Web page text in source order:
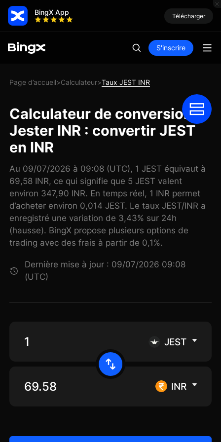
BingX App Télécharger
S'inscrire
Page d’accueil>Calculateur>Taux JEST INR
Calculateur de conversion
Jester INR : convertir JEST
en INR
Au 09/07/2026 à 09:08 (UTC), 1 JEST équivaut à
69,58 INR, ce qui signifie que 5 JEST valent
environ 347,90 INR. En temps réel, 1 INR permet
d’acheter environ 0,014 JEST. Le taux JEST/INR a
enregistré une variation de 3,43% sur 24h
(hausse). BingX propose plusieurs options de
trading avec des frais à partir de 0,1%.
Dernière mise à jour : 09/07/2026 09:08
(UTC)
JEST
INR